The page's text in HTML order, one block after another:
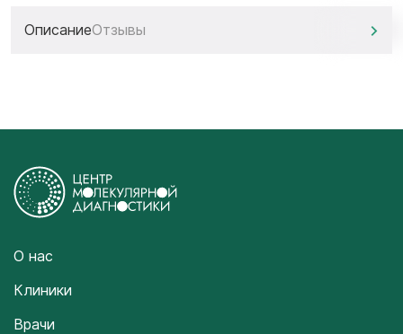
ОписаниеОтзывы
О нас
Клиники
Врачи